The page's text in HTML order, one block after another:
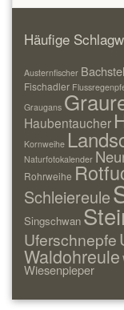
Häufige
Austernfischer
Fischadler
Graugans
Haubentaucher
Kornweihe
Naturfotokalender
Rohrweihe
Schleiereule
Singschwan
Uferschnepfe
Waldohreule
Wiesenpieper